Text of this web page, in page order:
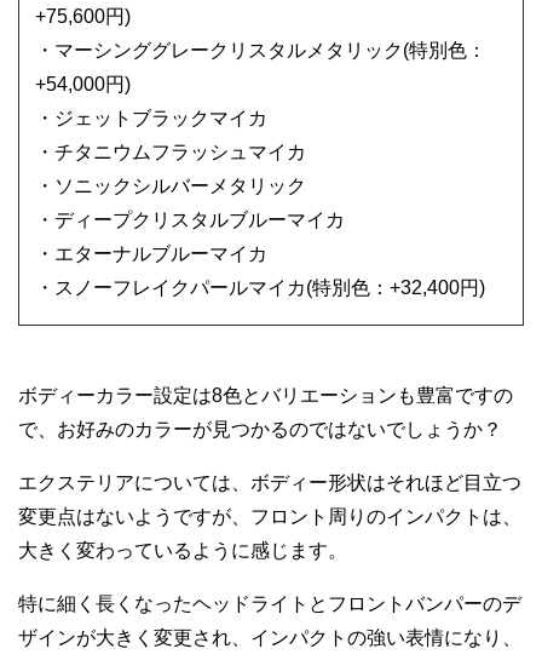
+75,600円)
・マーシンググレークリスタルメタリック(特別色：
+54,000円)
・ジェットブラックマイカ
・チタニウムフラッシュマイカ
・ソニックシルバーメタリック
・ディープクリスタルブルーマイカ
・エターナルブルーマイカ
・スノーフレイクパールマイカ(特別色：+32,400円)
ボディーカラー設定は8色とバリエーションも豊富ですの
で、お好みのカラーが見つかるのではないでしょうか？
エクステリアについては、ボディー形状はそれほど目立つ
変更点はないようですが、フロント周りのインパクトは、
大きく変わっているように感じます。
特に細く長くなったヘッドライトとフロントバンパーのデ
ザインが大きく変更され、インパクトの強い表情になり、